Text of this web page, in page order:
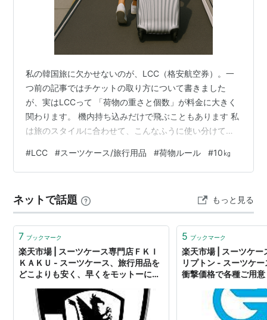
私の韓国旅に欠かせないのが、LCC（格安航空券）。一
つ前の記事ではチケットの取り方について書きました
が、実はLCCって 「荷物の重さと個数」が料金に大きく
関わります。 機内持ち込みだけで飛ぶこともあります 私
は旅のスタイルに合わせて、こんなふうに使い分けてい
物（15kg）だけ追加 これでお土産はしっかり詰めつつ、
行きのチケット代は最安に抑える作戦（笑）ちなみに、
重視の旅のときはこのスタイルが一番快適！ 持ち込み手
荷物ルール、実はめちゃくちゃ厳しい LCCはだいたいこ
#LCC #スーツケース/旅行用品 #荷物ルール #10㎏
ネットで話題 もっと見る
7 ブックマーク
楽天市場 | スーツケース専門店ＦＫＩ
ＫＡＫＵ - スーツケース、旅行用品を
どこよりも安く、早くをモットーにお
5 ブックマーク
楽天市場 | スーツケー
リプトン - スーツケ
衝撃価格で各種ご用